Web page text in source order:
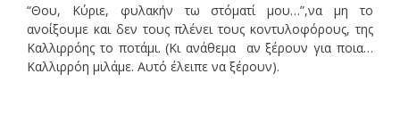
“Θου, Κύριε, φυλακήν τω στόματί μου…”,να μη το
ανοίξουμε και δεν τους πλένει τους κοντυλοφόρους, της
Καλλιρρόης το ποτάμι. (Κι ανάθεμα αν ξέρουν για ποια…
Καλλιρρόη μιλάμε. Αυτό έλειπε να ξέρουν).